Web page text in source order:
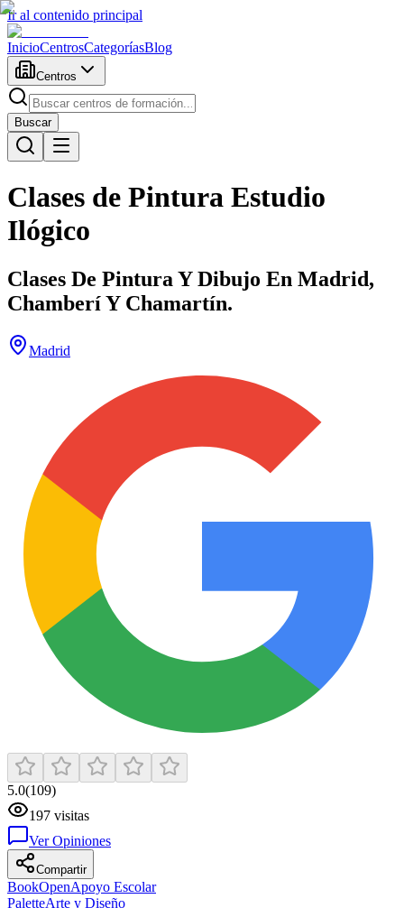
Ir al contenido principal
InicioCentrosCategoríasBlog
Centros
Buscar
Clases de Pintura Estudio
Ilógico
Clases De Pintura Y Dibujo En Madrid,
Chamberí Y Chamartín.
Madrid
5.0(109)
197 visitas
Ver Opiniones
Compartir
BookOpenApoyo Escolar
PaletteArte y Diseño